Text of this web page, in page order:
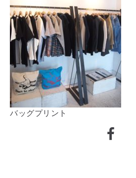
バッグプリント